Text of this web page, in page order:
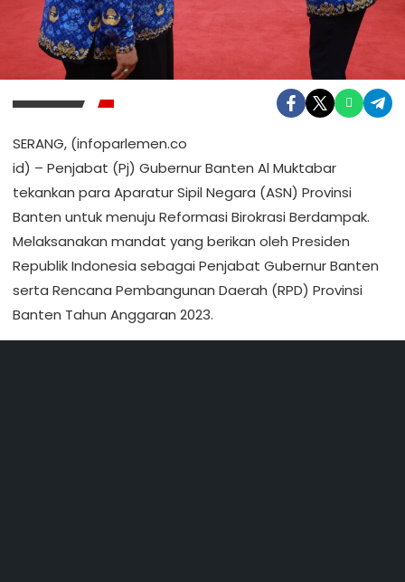
SERANG, (infoparlemen.co
id) – Penjabat (Pj) Gubernur Banten Al Muktabar
tekankan para Aparatur Sipil Negara (ASN) Provinsi
Banten untuk menuju Reformasi Birokrasi Berdampak.
Melaksanakan mandat yang berikan oleh Presiden
Republik Indonesia sebagai Penjabat Gubernur Banten
serta Rencana Pembangunan Daerah (RPD) Provinsi
Banten Tahun Anggaran 2023.